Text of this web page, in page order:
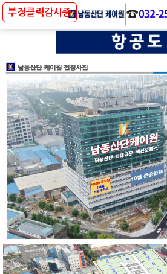
사업개요
프리미엄
층별안내
항공/평면도사진
홍보영상
방문예약
부정클릭감시중